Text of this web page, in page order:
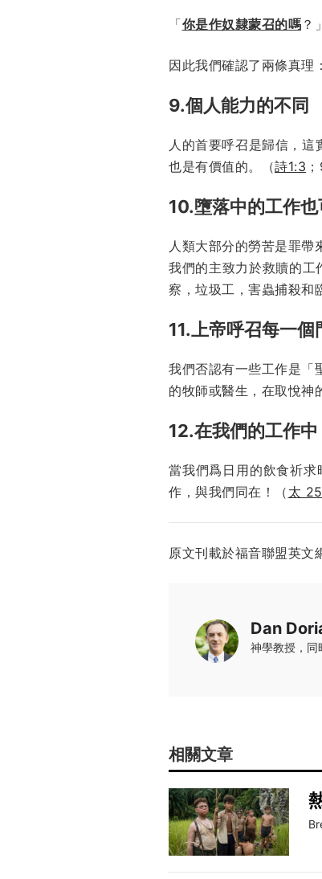
「你是作奴隸蒙召的嗎 ？
因此我們確認了兩條真理
9.個人能力的不同
人的首要呼召是歸信，
也是有價值的。（詩1:3
10.墮落中的工作
人類大部分的勞苦是罪
我們的主致力於救贖的工
察，垃圾工，害蟲捕殺和
11.上帝呼召每一
我們否認有一些工作是「
的牧師或醫生，在取悅神
12.在我們的工作
當我們爲日用的飲食祈
作，與我們同在！（ 太
原文刊載於福音聯盟英文
Dan
神學教授，同
相關文章